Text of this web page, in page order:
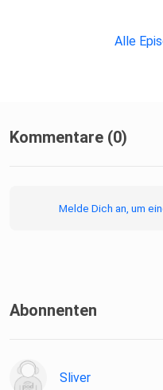
Alle
Kommentare (0)
Melde Dich an, um
Abonnenten
Sliver